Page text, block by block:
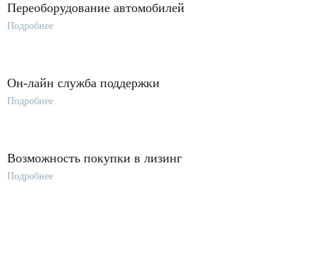
Переоборудование автомобилей
Подробнее
Он-лайн служба поддержки
Подробнее
Возможность покупки в лизинг
Подробнее